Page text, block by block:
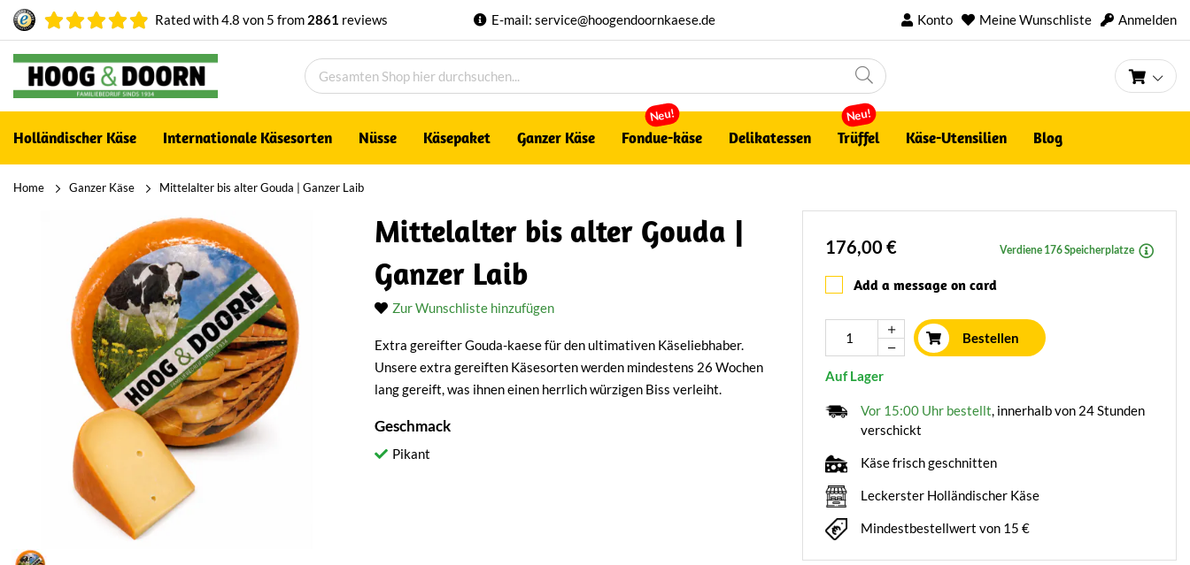
Rated with4.8 von 5 from 2861 reviews E-mail:service@hoogendoornkaese.de Konto Meine Wunschliste Anmelden
Mein
Holländischer Käse Internationale Käsesorten Nüsse Käsepaket Ganzer Käse Fondue-käse
Neu!
Delikatessen Trüffel
Neu!
Käse-Utensilien Blog
Home Ganzer Käse Mittelalter bis alter Gouda | Ganzer Laib
Mittelalter bis alter Gouda |
Ganzer Laib
Zur Wunschliste hinzufügen
Extra gereifter Gouda-kaese für den ultimativen Käseliebhaber.
Unsere extra gereiften Käsesorten werden mindestens 26 Wochen
lang gereift, was ihnen einen herrlich würzigen Biss verleiht.
Geschmack
Pikant
176,00 € Verdiene 176 Speicherplatze
Add a message on card
Bestellen
Auf Lager
Vor 15:00 Uhr bestellt, innerhalb von 24 Stunden
verschickt
Käse frisch geschnitten
Leckerster Holländischer Käse
Mindestbestellwert von 15 €